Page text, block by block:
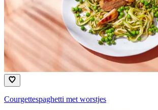
Courgettespaghetti met worstjes